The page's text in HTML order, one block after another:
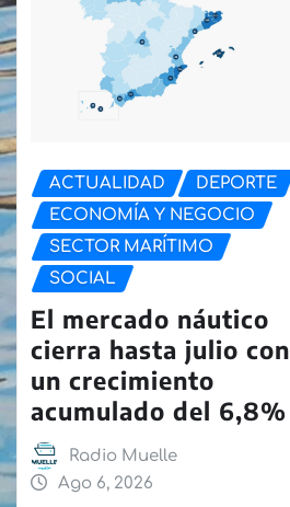
ACTUALIDAD
DEPORTE
ECONOMÍA Y NEGOCIO
SECTOR MARÍTIMO
SOCIAL
El mercado náutico
cierra hasta julio con
un crecimiento
acumulado del 6,8%
Radio Muelle
Ago 6, 2026